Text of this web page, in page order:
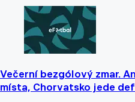
Večerní bezgólový zmar.
místa, Chorvatsko jede